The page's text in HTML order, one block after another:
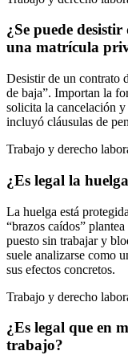
¿Se puede
una matrícula
Desistir de un contrato
de baja”. Importan la
solicita la cancelación
incluyó cláusulas de
Trabajo y derecho
¿Es legal la
La huelga está
“brazos caídos”
puesto sin trabajar y
suele analizarse como
sus efectos concretos.
Trabajo y derecho
¿Es legal que en
trabajo?